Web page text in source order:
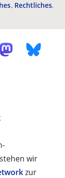
Rechtliches
wir
zur